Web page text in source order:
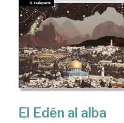
El Edén al alba